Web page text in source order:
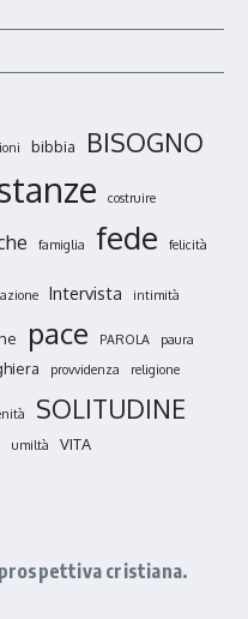
bibbia BISOGNO
costruire
famiglia fede felicità
Intervista intimità
pace PAROLA
paura
provvidenza religione
SOLITUDINE
umiltà VITA
cristiana.